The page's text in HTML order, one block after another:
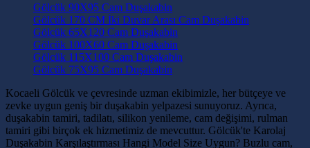
Gölcük 90X95 Cam Duşakabin
Gölcük 170 CM İki Duvar Arası Cam Duşakabin
Gölcük 65X120 Cam Duşakabin
Gölcük 100X60 Cam Duşakabin
Gölcük 115X100 Cam Duşakabin
Gölcük 75X95 Cam Duşakabin
Kocaeli Gölcük ve çevresinde uzman ekibimizle, her bütçeye ve
zevke uygun geniş bir duşakabin yelpazesi sunuyoruz. Ayrıca,
duşakabin tamiri, tadilatı, silikon yenileme, cam değişimi, rulman
tamiri gibi birçok ek hizmetimiz de mevcuttur. Gölcük'te Karolaj
Duşakabin Karşılaştırması Hangi Model Size Uygun? Buzlu cam,